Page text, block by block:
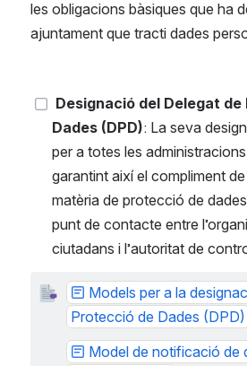
les obligacions bàsiques que ha
ajuntament que tracti dades
Designació del Delegat
Dades (DPD): La seva
per a totes les
garantint així el compliment
matèria de protecció de
punt de contacte entre
ciutadans i l’autoritat de
Models per a la
Protecció de Dades (DPD)
Model de notificació de